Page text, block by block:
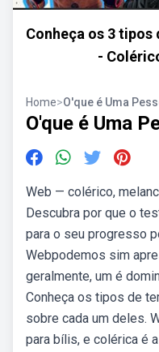
Conheça os 3
-
Home>O'que é Uma
O'que é Uma
Web — colérico,
Descubra por que o
para o seu progresso
Webpodemos sim
geralmente, um é
Conheça os tipos de
sobre cada um deles.
para bílis, e colérica é